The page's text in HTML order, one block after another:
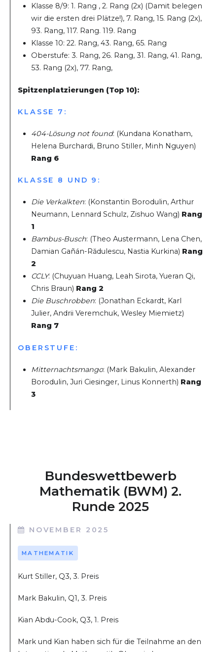
Klasse 8/9: 1. Rang , 2. Rang (2x) (Damit belegen
wir die ersten drei Plätze!), 7. Rang, 15. Rang (2x),
93. Rang, 117. Rang. 119. Rang
Klasse 10: 22. Rang, 43. Rang, 65. Rang
Oberstufe: 3. Rang, 26. Rang, 31. Rang, 41. Rang,
53. Rang (2x), 77. Rang,
Spitzenplatzierungen (Top 10):
KLASSE 7:
404-Lösung not found: (Kundana Konatham,
Helena Burchardi, Bruno Stiller, Minh Nguyen)
Rang 6
KLASSE 8 UND 9:
Die Verkalkten: (Konstantin Borodulin, Arthur
Neumann, Lennard Schulz, Zishuo Wang) Rang
1
Bambus-Busch: (Theo Austermann, Lena Chen,
Damian Gañán-Rădulescu, Nastia Kurkina) Rang
2
CCLY: (Chuyuan Huang, Leah Sirota, Yueran Qi,
Chris Braun) Rang 2
Die Buschrobben: (Jonathan Eckardt, Karl
Julier, Andrii Veremchuk, Wesley Miemietz)
Rang 7
OBERSTUFE:
Mitternachtsmango: (Mark Bakulin, Alexander
Borodulin, Juri Ciesinger, Linus Konnerth) Rang
3
Bundeswettbewerb
Mathematik (BWM) 2.
Runde 2025
NOVEMBER 2025
MATHEMATIK
Kurt Stiller, Q3, 3. Preis
Mark Bakulin, Q1, 3. Preis
Kian Abdu-Cook, Q3, 1. Preis
Mark und Kian haben sich für die Teilnahme an den